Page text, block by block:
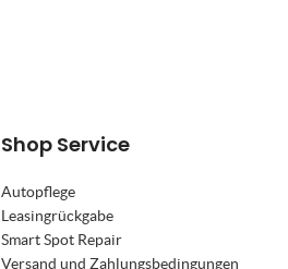
Shop Service
Autopflege
Leasingrückgabe
Smart Spot Repair
Versand und Zahlungsbedingungen